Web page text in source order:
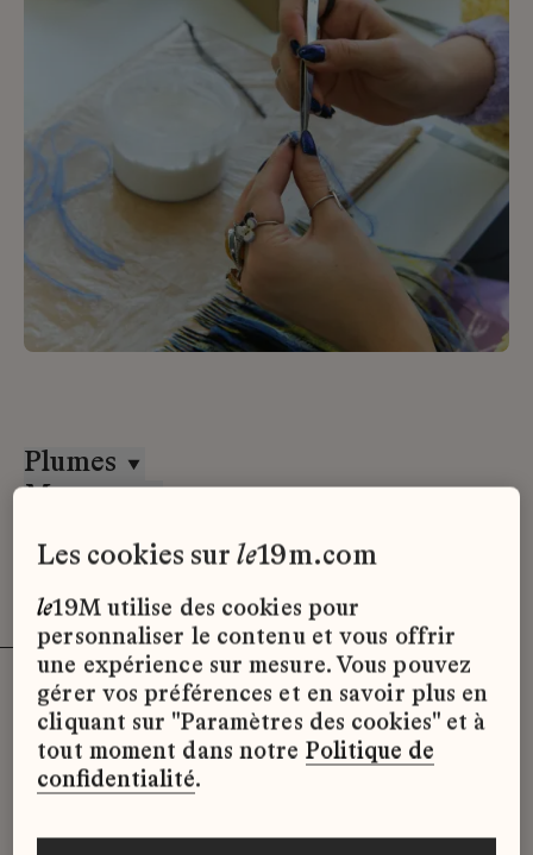
Plumes
Massaro
Désolé, il semble qu’il n’y ait pas
d’offres d’emploi disponibles pour le
moment.
les cookies surle19m.com
le19M utilise des cookies pour
personnaliser le contenu et vous offrir
une expérience sur mesure. Vous pouvez
gérer vos préférences et en savoir plus en
cliquant sur "Paramètres des cookies" et à
tout moment dans notre Politique de
confidentialité.